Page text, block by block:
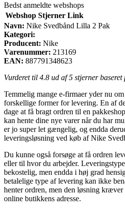
Bedst anmeldte webshops
Webshop Stjerner Link
Navn: Nike Svedbånd Lilla 2 Pak
Kategori:
Producent: Nike
Varenummer: 213169
EAN: 887791348623
Vurderet til 4.8 ud af 5 stjerner baseret
Temmelig mange e-firmaer yder nu
forskellige former for levering. En af
dage at få bragt ordren til en
kan hente dine nye varer når du har
er jo super let gængelig, og endda
leveringsløsning ved køb af Nike
Du kunne også forsøge at få ordren
eller til hvor du arbejder.
bekostelig, men endda i høj grad
betalelige type af levering kan ikke
henter ordren, men den løsning
online butikkens adresse.